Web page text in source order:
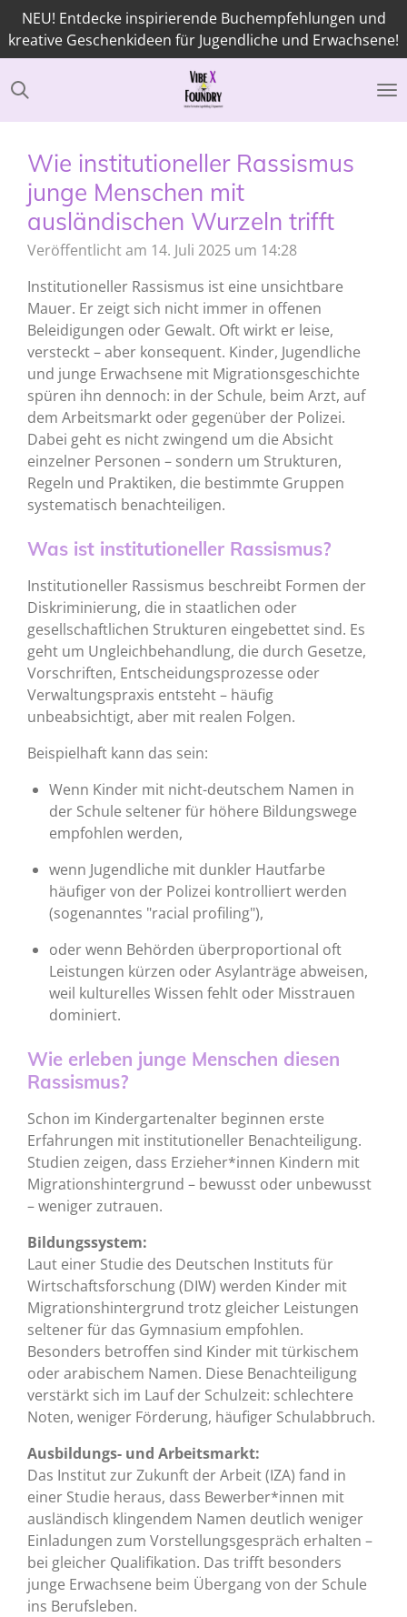
Zum
Hauptinhalt
springen
NEU! Entdecke inspirierende Buchempfehlungen und
kreative Geschenkideen für Jugendliche und Erwachsene!
Wie institutioneller Rassismus
junge Menschen mit
ausländischen Wurzeln trifft
Veröffentlicht am 14. Juli 2025 um 14:28
Institutioneller Rassismus ist eine unsichtbare
Mauer. Er zeigt sich nicht immer in offenen
Beleidigungen oder Gewalt. Oft wirkt er leise,
versteckt – aber konsequent. Kinder, Jugendliche
und junge Erwachsene mit Migrationsgeschichte
spüren ihn dennoch: in der Schule, beim Arzt, auf
dem Arbeitsmarkt oder gegenüber der Polizei.
Dabei geht es nicht zwingend um die Absicht
einzelner Personen – sondern um Strukturen,
Regeln und Praktiken, die bestimmte Gruppen
systematisch benachteiligen.
Was ist institutioneller Rassismus?
Institutioneller Rassismus beschreibt Formen der
Diskriminierung, die in staatlichen oder
gesellschaftlichen Strukturen eingebettet sind. Es
geht um Ungleichbehandlung, die durch Gesetze,
Vorschriften, Entscheidungsprozesse oder
Verwaltungspraxis entsteht – häufig
unbeabsichtigt, aber mit realen Folgen.
Beispielhaft kann das sein:
Wenn Kinder mit nicht-deutschem Namen in
der Schule seltener für höhere Bildungswege
empfohlen werden,
wenn Jugendliche mit dunkler Hautfarbe
häufiger von der Polizei kontrolliert werden
(sogenanntes "racial profiling"),
oder wenn Behörden überproportional oft
Leistungen kürzen oder Asylanträge abweisen,
weil kulturelles Wissen fehlt oder Misstrauen
dominiert.
Wie erleben junge Menschen diesen
Rassismus?
Schon im Kindergartenalter beginnen erste
Erfahrungen mit institutioneller Benachteiligung.
Studien zeigen, dass Erzieher*innen Kindern mit
Migrationshintergrund – bewusst oder unbewusst
– weniger zutrauen.
Bildungssystem:
Laut einer Studie des Deutschen Instituts für
Wirtschaftsforschung (DIW) werden Kinder mit
Migrationshintergrund trotz gleicher Leistungen
seltener für das Gymnasium empfohlen.
Besonders betroffen sind Kinder mit türkischem
oder arabischem Namen. Diese Benachteiligung
verstärkt sich im Lauf der Schulzeit: schlechtere
Noten, weniger Förderung, häufiger Schulabbruch.
Ausbildungs- und Arbeitsmarkt:
Das Institut zur Zukunft der Arbeit (IZA) fand in
einer Studie heraus, dass Bewerber*innen mit
ausländisch klingendem Namen deutlich weniger
Einladungen zum Vorstellungsgespräch erhalten –
bei gleicher Qualifikation. Das trifft besonders
junge Erwachsene beim Übergang von der Schule
ins Berufsleben.